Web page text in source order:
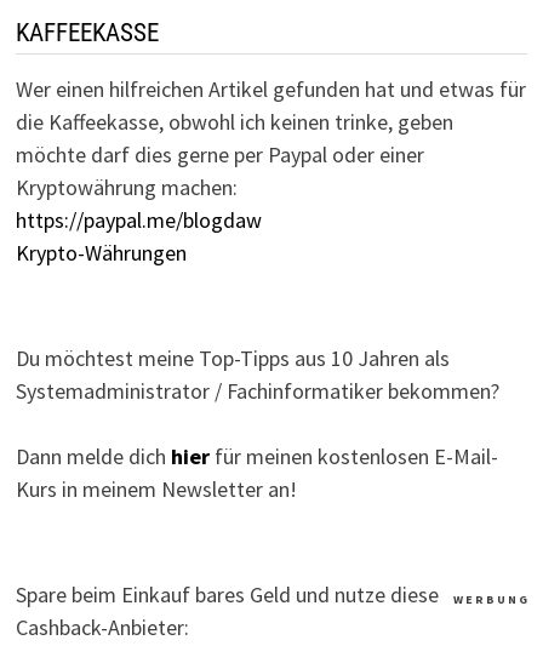
KAFFEEKASSE
Wer einen hilfreichen Artikel gefunden hat und etwas für
die Kaffeekasse, obwohl ich keinen trinke, geben
möchte darf dies gerne per Paypal oder einer
Kryptowährung machen:
https://paypal.me/blogdaw
Krypto-Währungen
Du möchtest meine Top-Tipps aus 10 Jahren als
Systemadministrator / Fachinformatiker bekommen?
Dann melde dich hierfür meinen kostenlosen E-Mail-
Kurs in meinem Newsletter an!
W E R B U N G
Spare beim Einkauf bares Geld und nutze diese
Cashback-Anbieter: